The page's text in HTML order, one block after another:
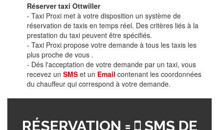
Réserver taxi Ottwiller
- Taxi Proxi met à votre disposition un système de
réservation de taxis en temps réel. Des critères liés à la
prestation du taxi peuvent être spécifiés.
- Taxi Proxi propose votre demande à tous les taxis les
plus proche de vous .
- Dés l'acceptation de votre demande par un taxi, vous
recevez un SMS et un Email contenant les coordonnées
du chauffeur qui correspond à votre demande.
RÉSERVATION =
SMS DE